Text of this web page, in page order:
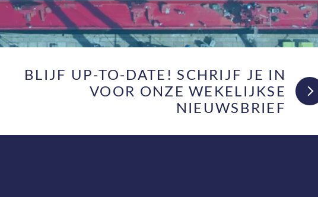
BLIJF UP-TO-DATE! SCHRIJF JE IN
VOOR ONZE WEKELIJKSE
NIEUWSBRIEF